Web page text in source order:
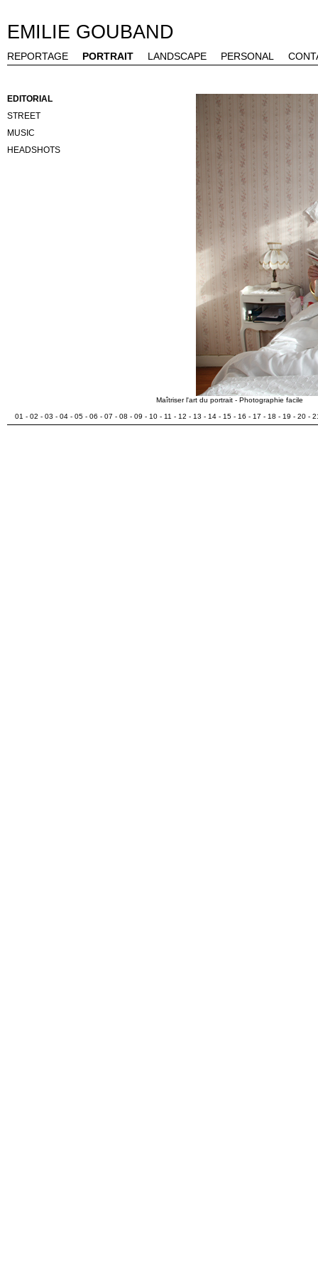
EMILIE GOUBAND
REPORTAGE PORTRAIT LANDSCAPE PERSONAL
EDITORIAL
STREET
MUSIC
HEADSHOTS
Maîtriser l'art du portrait - Photographie facile
01 - 02 - 03 - 04 - 05 - 06 - 07 - 08 - 09 - 10 - 11 - 12 - 13 - 14 - 15 - 16 - 17 - 18 - 19 - 20 -